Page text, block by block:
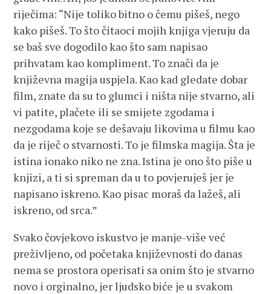
riječima: “Nije toliko bitno o čemu pišeš, nego
kako pišeš. To što čitaoci mojih knjiga vjeruju da
se baš sve dogodilo kao što sam napisao
prihvatam kao kompliment. To znači da je
književna magija uspjela. Kao kad gledate dobar
film, znate da su to glumci i ništa nije stvarno, ali
vi patite, plačete ili se smijete zgodama i
nezgodama koje se dešavaju likovima u filmu kao
da je riječ o stvarnosti. To je filmska magija. Šta je
istina ionako niko ne zna. Istina je ono što piše u
knjizi, a ti si spreman da u to povjeruješ jer je
napisano iskreno. Kao pisac moraš da lažeš, ali
iskreno, od srca.”
Svako čovjekovo iskustvo je manje-više već
preživljeno, od početaka književnosti do danas
nema se prostora operisati sa onim što je stvarno
novo i orginalno, jer ljudsko biće je u svakom